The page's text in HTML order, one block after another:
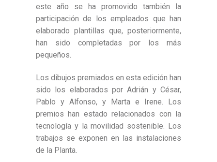
este año se ha promovido también la
participación de los empleados que han
elaborado plantillas que, posteriormente,
han sido completadas por los más
pequeños.
Los dibujos premiados en esta edición han
sido los elaborados por Adrián y César,
Pablo y Alfonso, y Marta e Irene. Los
premios han estado relacionados con la
tecnología y la movilidad sostenible. Los
trabajos se exponen en las instalaciones
de la Planta.